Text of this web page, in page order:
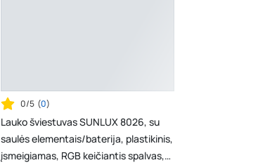
0/5 (0)
Lauko šviestuvas SUNLUX 8026, su
saulės elementais/baterija, plastikinis,
įsmeigiamas, RGB keičiantis spalvas,